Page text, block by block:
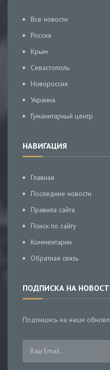
Все новости
Россия
Крым
Севастополь
Новороссия
Украина
Гуманитарный центр
НАВИГАЦИЯ
Главная
Последние новости
Правила сайта
Поиск по сайту
Комментарии
Обратная связь
ПОДПИСКА НА
Подпишись на наши